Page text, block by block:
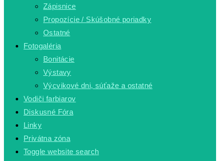
Zápisnice
Propozície / Skúšobné poriadky
Ostatné
Fotogaléria
Bonitácie
Výstavy
Výcvikové dni, súťaže a ostatné
Vodiči farbiarov
Diskusné Fóra
Linky
Privátna zóna
Toggle website search